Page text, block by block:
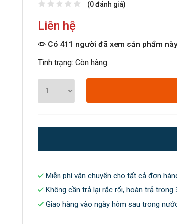
(0 đánh giá)
Liên hệ
Có 411 người đã xem sản phẩm này
Tình trạng: Còn hàng
Miễn phí vận chuyển cho tất cả đơn
Không cần trả lại rắc rối, hoàn trả trong
Giao hàng vào ngày hôm sau trong